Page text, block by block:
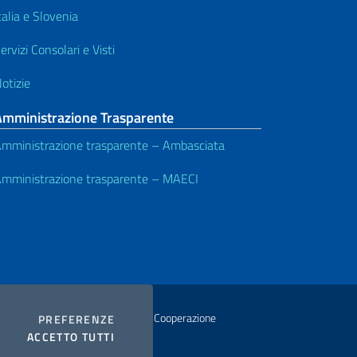
PREFERENZE COOKIES
ACCETTO TUTTI
e Slovenia
Consolari e Visti
Trasparente
trasparente – Ambasciata
trasparente – MAECI
degli Affari Esteri e della Cooperazione